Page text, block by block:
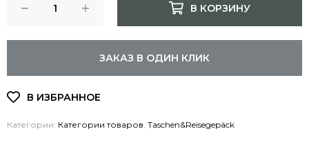
В КОРЗИНУ
ЗАКАЗ В ОДИН КЛИК
Категории: Категории товаров Taschen&Reisegepäck